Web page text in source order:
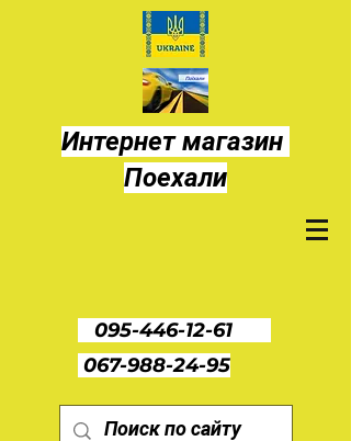
Интернет магазин
Поехали
095-446-12-61
067-988-24-95